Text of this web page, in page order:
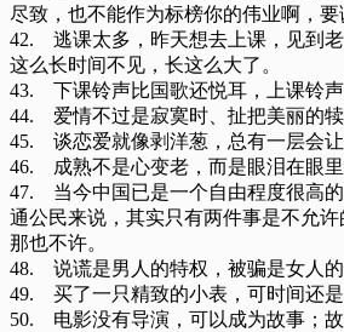
尽致，也不能作为标榜你的伟业啊，
42. 逃课太多，昨天想去上课，见到老
这么长时间不见，长这么大了。
43. 下课铃声比国歌还悦耳，上课铃
44. 爱情不过是寂寞时、扯把美丽的犊
45. 谈恋爱就像剥洋葱，总有一层会让
46. 成熟不是心变老，而是眼泪在眼里
47. 当今中国已是一个自由程度很高
通公民来说，其实只有两件事是不允
那也不许。
48. 说谎是男人的特权，被骗是女人
49. 买了一只精致的小表，可时间还是
50. 电影没有导演，可以成为故事；